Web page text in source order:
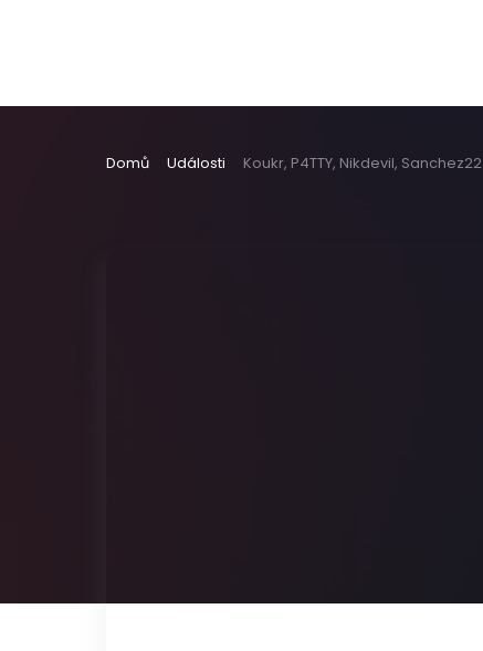
Domů Události Koukr, P4TTY, Nikdevil, Sanchez22